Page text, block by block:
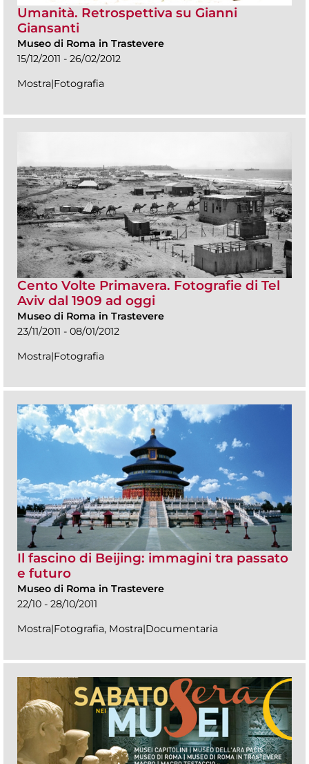
Umanità. Retrospettiva su Gianni
Giansanti
Museo di Roma in Trastevere
15/12/2011 - 26/02/2012
Mostra|Fotografia
Cento Volte Primavera. Fotografie di Tel
Aviv dal 1909 ad oggi
Museo di Roma in Trastevere
23/11/2011 - 08/01/2012
Mostra|Fotografia
Il fascino di Beijing: immagini tra passato
e futuro
Museo di Roma in Trastevere
22/10 - 28/10/2011
Mostra|Fotografia, Mostra|Documentaria